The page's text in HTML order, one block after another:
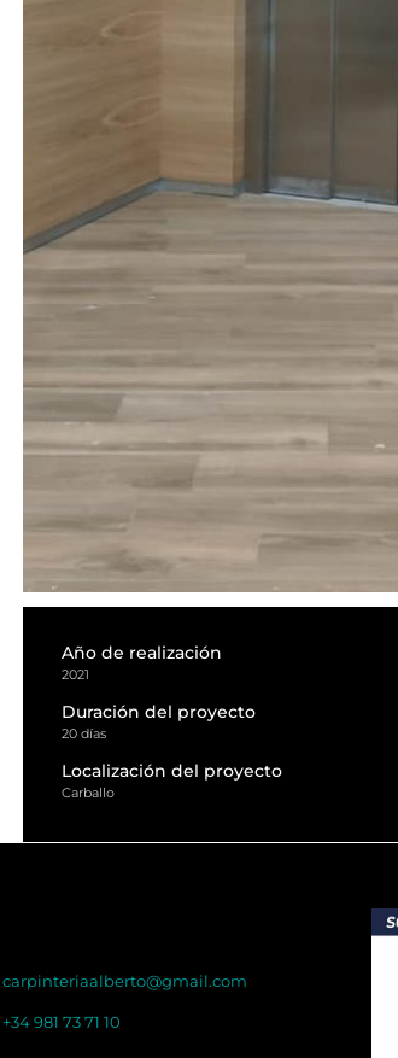
Año de realización
2021
Duración del proyecto
20 días
Localización del proyecto
Carballo
carpinteriaalberto@gmail.com
+34 981 73 71 10